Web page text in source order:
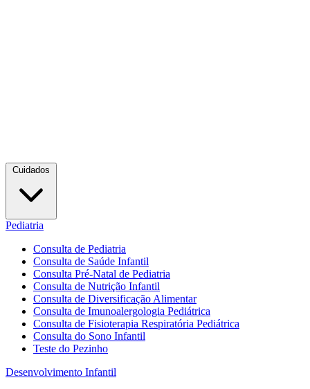
Pediatria
Consulta de Pediatria
Consulta de Saúde Infantil
Consulta Pré-Natal de Pediatria
Consulta de Nutrição Infantil
Consulta de Diversificação Alimentar
Consulta de Imunoalergologia Pediátrica
Consulta de Fisioterapia Respiratória Pediátrica
Consulta do Sono Infantil
Teste do Pezinho
Desenvolvimento Infantil